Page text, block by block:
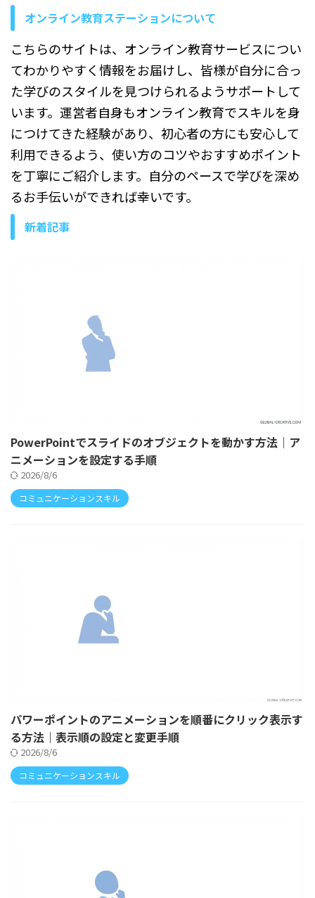
やすく解説していきます。 こ
ント経験に ...
オンライン教育ステーションについて
こちらのサイトは、オンライン教育サービスについ
てわかりやすく情報をお届けし、皆様が自分に合っ
た学びのスタイルを見つけられるようサポートして
います。運営者自身もオンライン教育でスキルを身
につけてきた経験があり、初心者の方にも安心して
利用できるよう、使い方のコツやおすすめポイント
を丁寧にご紹介します。自分のペースで学びを深め
るお手伝いができれば幸いです。
新着記事
PowerPointでスライドのオブジェクトを動かす方法｜ア
ニメーションを設定する手順
2026/8/6
コミュニケーションスキル
パワーポイントのアニメーションを順番にクリック表示す
る方法｜表示順の設定と変更手順
2026/8/6
コミュニケーションスキル